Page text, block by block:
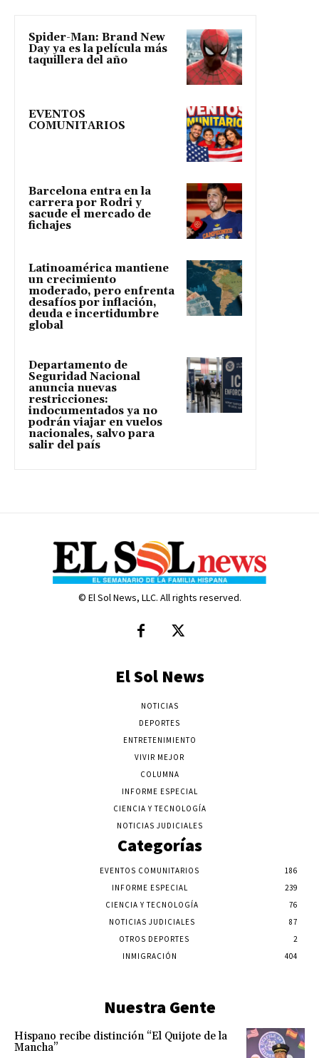
Spider-Man: Brand New
Day ya es la película más
taquillera del año
EVENTOS
COMUNITARIOS
Barcelona entra en la
carrera por Rodri y
sacude el mercado de
fichajes
Latinoamérica mantiene
un crecimiento
moderado, pero enfrenta
desafíos por inflación,
deuda e incertidumbre
global
Departamento de
Seguridad Nacional
anuncia nuevas
restricciones:
indocumentados ya no
podrán viajar en vuelos
nacionales, salvo para
salir del país
© El Sol News, LLC. All rights reserved.
El Sol News
NOTICIAS
DEPORTES
ENTRETENIMIENTO
VIVIR MEJOR
COLUMNA
INFORME ESPECIAL
CIENCIA Y TECNOLOGÍA
NOTICIAS JUDICIALES
Categorías
EVENTOS COMUNITARIOS
186
INFORME ESPECIAL
239
CIENCIA Y TECNOLOGÍA
76
NOTICIAS JUDICIALES
87
OTROS DEPORTES
2
INMIGRACIÓN
404
Nuestra Gente
Hispano recibe distinción “El Quijote de la
Mancha”